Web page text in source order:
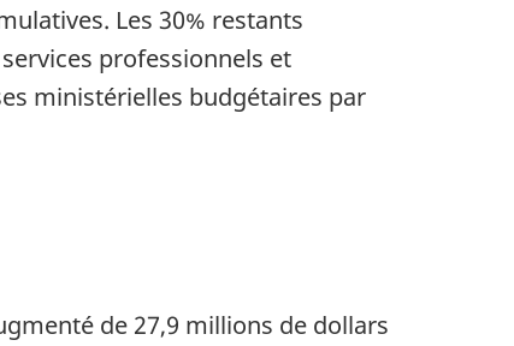
Les 30% restants
professionnels et
ministérielles budgétaires par
de 27,9 millions de dollars